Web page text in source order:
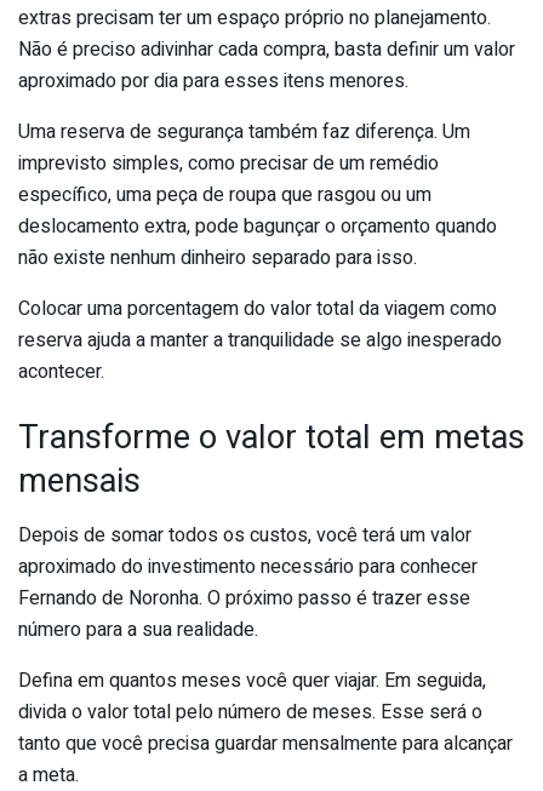
extras precisam ter um espaço próprio no planejamento.
Não é preciso adivinhar cada compra, basta definir um valor
aproximado por dia para esses itens menores.
Uma reserva de segurança também faz diferença. Um
imprevisto simples, como precisar de um remédio
específico, uma peça de roupa que rasgou ou um
deslocamento extra, pode bagunçar o orçamento quando
não existe nenhum dinheiro separado para isso.
Colocar uma porcentagem do valor total da viagem como
reserva ajuda a manter a tranquilidade se algo inesperado
acontecer.
Transforme o valor total em metas
mensais
Depois de somar todos os custos, você terá um valor
aproximado do investimento necessário para conhecer
Fernando de Noronha. O próximo passo é trazer esse
número para a sua realidade.
Defina em quantos meses você quer viajar. Em seguida,
divida o valor total pelo número de meses. Esse será o
tanto que você precisa guardar mensalmente para alcançar
a meta.